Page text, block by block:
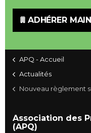
ADHÉRER
APQ - Accueil
Actualités
Nouveau règlement
Association des
(APQ)